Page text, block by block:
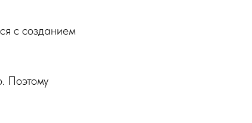
с созданием
Поэтому